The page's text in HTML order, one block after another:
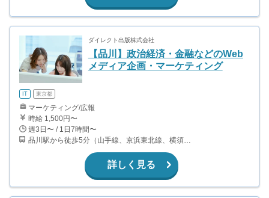
ダイレクト出版株式会社
【品川】政治経済・金融などのWeb
メディア企画・マーケティング
IT 東京都
マーケティング/広報
時給 1,500円〜
週3日〜 / 1日7時間〜
品川駅から徒歩5分（山手線、京浜東北線、横須賀線、高崎線、他）
詳しく見る